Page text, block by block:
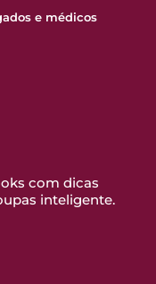
e médicos
com dicas
inteligente.